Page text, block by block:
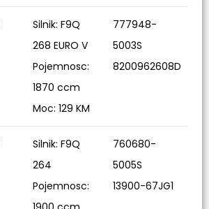
Silnik: F9Q
268 EURO V
Pojemnosc:
1870 ccm
Moc: 129 KM
777948-
5003S
8200962608D
Silnik: F9Q
264
Pojemnosc:
760680-
5005S
13900-67JG1